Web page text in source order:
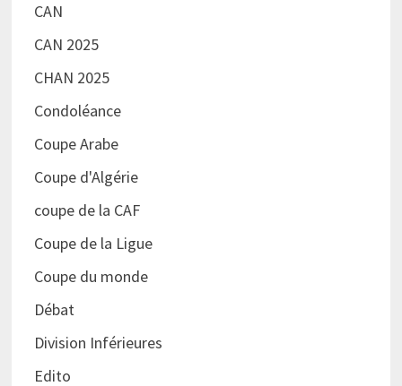
CAN
CAN 2025
CHAN 2025
Condoléance
Coupe Arabe
Coupe d'Algérie
coupe de la CAF
Coupe de la Ligue
Coupe du monde
Débat
Division Inférieures
Edito